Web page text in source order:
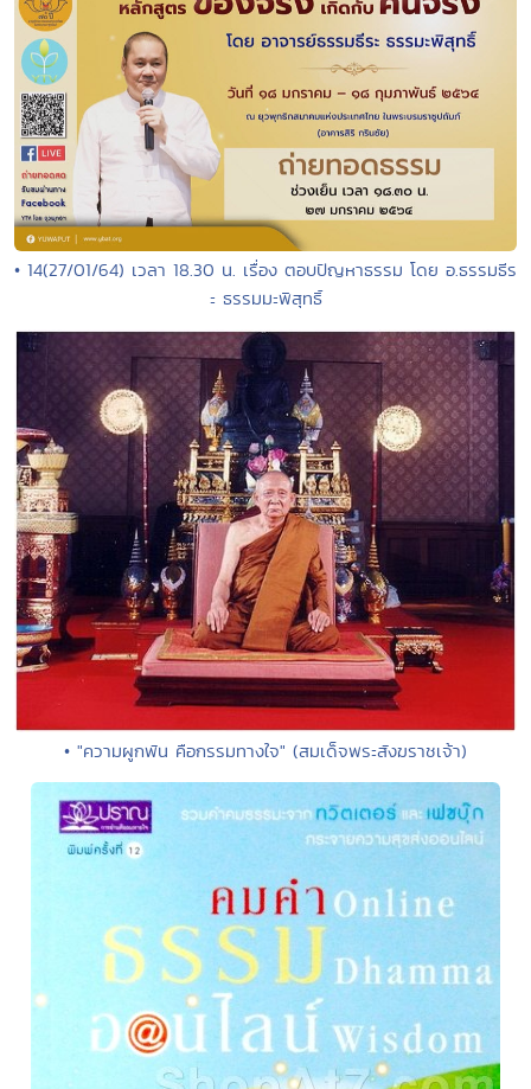
• 14(27/01/64) เวลา 18.30 น. เรื่อง ตอบปัญหาธรรม โดย อ.ธรรมธีร
ะ ธรรมมะพิสุทธิ์
• "ความผูกพัน คือกรรมทางใจ" (สมเด็จพระสังฆราชเจ้า)